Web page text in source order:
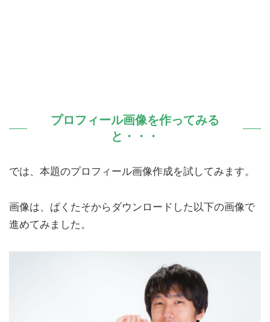
プロフィール画像を作ってみる
と・・・
では、本題のプロフィール画像作成を試してみます。
画像は、ぱくたそからダウンロードした以下の画像で
進めてみました。